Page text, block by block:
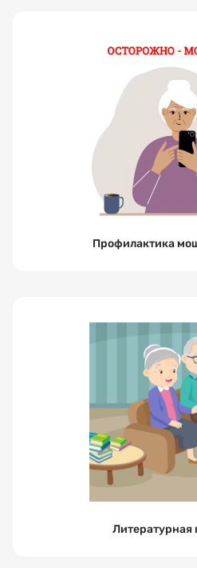
Профилактика
Литературная